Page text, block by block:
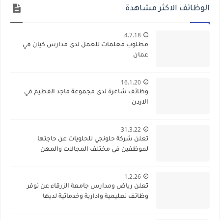
الوظائف الاكثر مشاهدة
4.7.18
مطلوب معلمات للعمل لدى مدارس كيان في
عمان
16.1.20
وظائف شاغرة لدى مجموعة ماجد الفطيم في
الاردن
31.3.22
تعلن شركة حلونجي للحلويات عن حاجتها
لموظفين في مختلف المجالات والمهن
1.2.26
تعلن رياض ومدارس جامعة الزرقاء عن توفر
وظائف تعليمية وادارية وخدماتية لديها